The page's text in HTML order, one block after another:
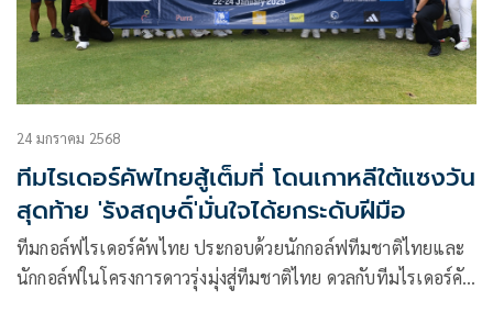
24 มกราคม 2568
ทีมไรเดอร์คัพไทยสู้เต็มที่ โดนเกาหลีใต้แซงวัน
สุดท้าย 'รังสฤษดิ์'มั่นใจได้ยกระดับฝีมือ
ทีมกอล์ฟไรเดอร์คัพไทย ประกอบด้วยนักกอล์ฟทีมชาติไทยและ
นักกอล์ฟในโครงการดาวรุ่งมุ่งสู่ทีมชาติไทย ดวลกับทีมไรเดอร์คัพ